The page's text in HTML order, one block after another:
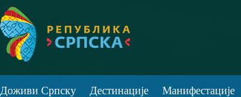
Доживи Српску Дестинације Манифестације